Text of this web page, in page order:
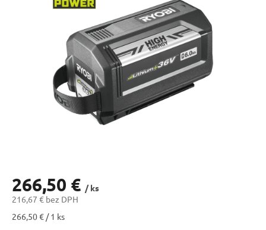
266,50 € / ks
216,67 € bez DPH
Jednotková
266,50 € / 1 ks